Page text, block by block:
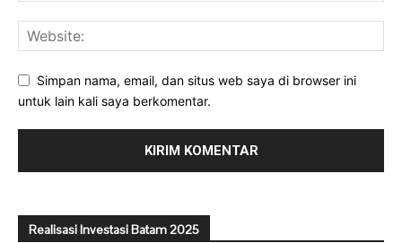
Simpan nama, email, dan situs web saya di browser ini
untuk lain kali saya berkomentar.
Realisasi Investasi Batam 2025